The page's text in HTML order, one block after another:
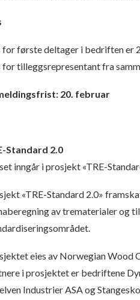
for første deltager i bedriften er
for tilleggsrepresentant fra
20. februar
Standard 2.0
inngår i prosjekt «TRE-
«TRE-Standard 2.0»
av trematerialer og
eies av Norwegian Wood
i prosjektet er bedriftene
Industrier ASA og